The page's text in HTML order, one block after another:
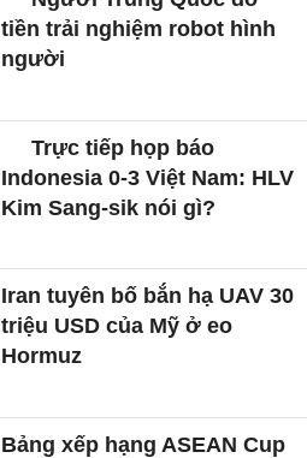
tiền trải nghiệm robot hình
người
Trực tiếp họp báo
Indonesia 0-3 Việt Nam: HLV
Kim Sang-sik nói gì?
Iran tuyên bố bắn hạ UAV 30
triệu USD của Mỹ ở eo
Hormuz
Bảng xếp hạng ASEAN Cup